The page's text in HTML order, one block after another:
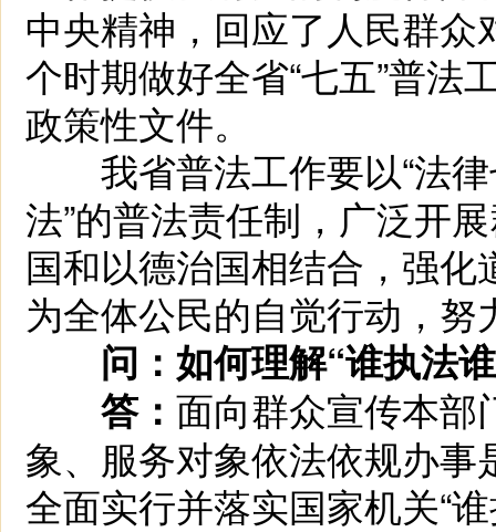
中央精神，回应了人民群
个时期做好全省“七五”普法
政策性文件。
我省普法工作要以“法律
法”的普法责任制，广泛开
国和以德治国相结合，强
为全体公民的自觉行动，
问：如何理解“谁执法
答： 面向群众宣传本部
象、服务对象依法依规办
全面实行并落实国家机关“